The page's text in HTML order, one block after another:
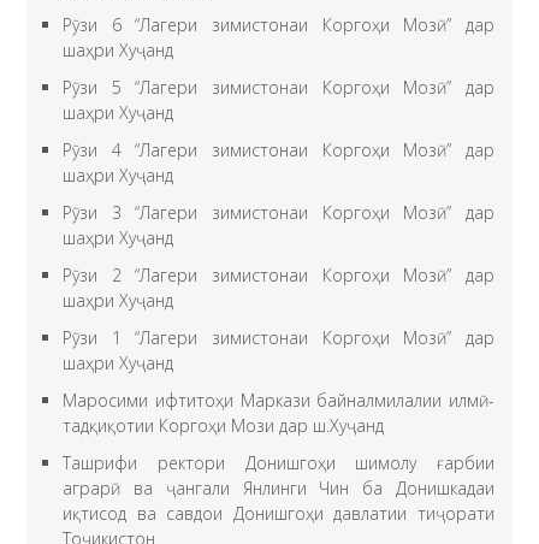
Рӯзи 6 “Лагери зимистонаи Коргоҳи Мозӣ” дар
шаҳри Хуҷанд
Рӯзи 5 “Лагери зимистонаи Коргоҳи Мозӣ” дар
шаҳри Хуҷанд
Рӯзи 4 “Лагери зимистонаи Коргоҳи Мозӣ” дар
шаҳри Хуҷанд
Рӯзи 3 “Лагери зимистонаи Коргоҳи Мозӣ” дар
шаҳри Хуҷанд
Рӯзи 2 “Лагери зимистонаи Коргоҳи Мозӣ” дар
шаҳри Хуҷанд
Рӯзи 1 “Лагери зимистонаи Коргоҳи Мозӣ” дар
шаҳри Хуҷанд
Маросими ифтитоҳи Маркази байналмилалии илмӣ-
тадқиқотии Коргоҳи Мози дар ш.Хуҷанд
Ташрифи ректори Донишгоҳи шимолу ғарбии
аграрӣ ва ҷангали Янлинги Чин ба Донишкадаи
иқтисод ва савдои Донишгоҳи давлатии тиҷорати
Тоҷикистон